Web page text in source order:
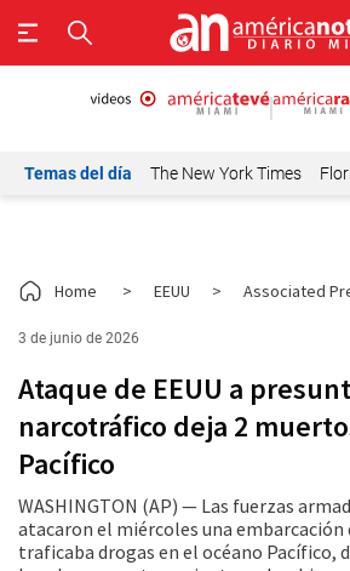
Temas del día The New York Times
Home > EEUU > Associated
3 de junio de 2026
Ataque de EEUU a
narcotráfico deja 2
Pacífico
WASHINGTON (AP) — Las fuerzas
atacaron el miércoles una
traficaba drogas en el océano Pacífico,